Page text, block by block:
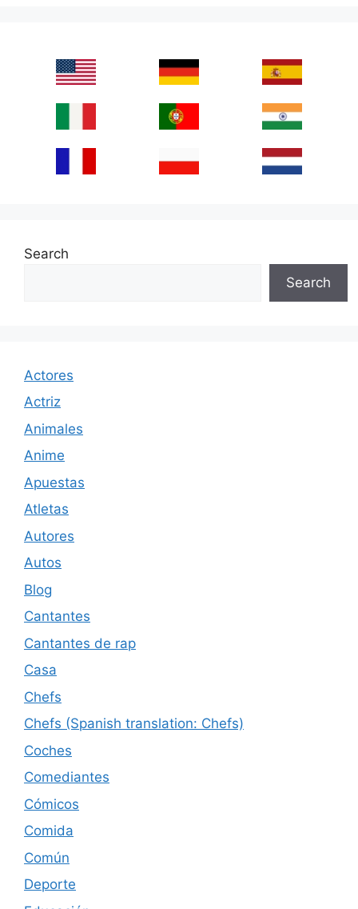
Search
Search
Actores
Actriz
Animales
Anime
Apuestas
Atletas
Autores
Autos
Blog
Cantantes
Cantantes de rap
Casa
Chefs
Chefs (Spanish translation: Chefs)
Coches
Comediantes
Cómicos
Comida
Común
Deporte